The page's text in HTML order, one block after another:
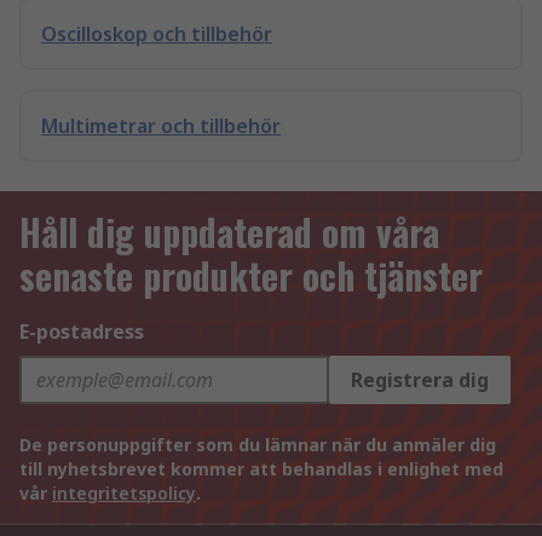
Oscilloskop och tillbehör
Multimetrar och tillbehör
Håll dig uppdaterad om våra
senaste produkter och tjänster
E-postadress
Registrera dig
De personuppgifter som du lämnar när du anmäler dig
till nyhetsbrevet kommer att behandlas i enlighet med
vår integritetspolicy.